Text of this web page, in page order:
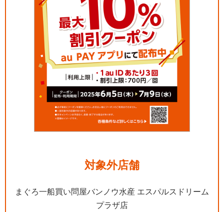
対象外店舗
まぐろ一船買い問屋バンノウ水産 エスパルスドリーム
プラザ店